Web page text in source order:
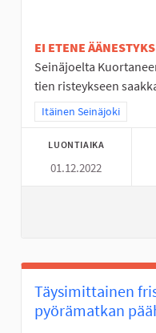
EI ETENE
Seinäjoelta
tien risteykseen
Rajaa tulokset teeman
Itäinen Seinäjoki
LUONTIAIKA
01.12.2022
Täysimittainen
pyörämatkan